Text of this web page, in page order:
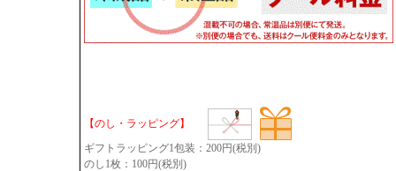
【のし・ラッピング】
ギフトラッピング1包装：200円(税別)
のし1枚：100円(税別)